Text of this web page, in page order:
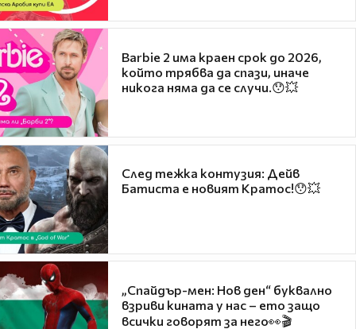
Barbie 2 има краен срок до 2026,
който трябва да спази, иначе
никога няма да се случи.😯💥
След тежка контузия: Дейв
Батиста е новият Кратос!😯💥
„Спайдър-мен: Нов ден“ буквално
взриви кината у нас – ето защо
всички говорят за него👀🎬